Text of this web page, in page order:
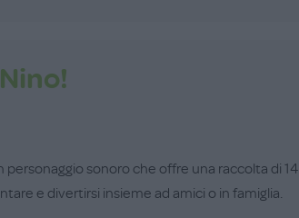
personaggio sonoro che offre una raccolta di 14
e divertirsi insieme ad amici o in famiglia.